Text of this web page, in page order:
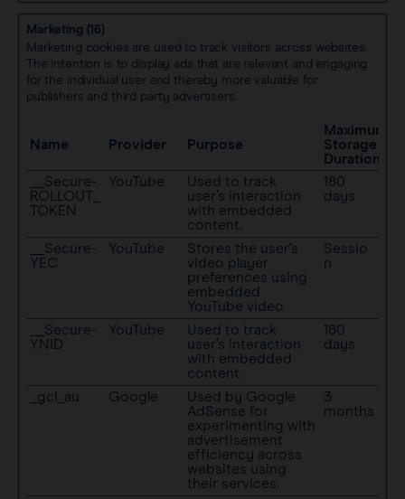
Marketing (16)
Marketing cookies are used to track visitors across websites.
The intention is to display ads that are relevant and engaging
for the individual user and thereby more valuable for
publishers and third party advertisers.
Name Provider Purpose
Maximum
Storage
Duration
__Secure-
ROLLOUT_
TOKEN
YouTube
Used to track
user’s interaction
with embedded
content.
180
days
__Secure-
YEC
YouTube
Stores the user's
video player
preferences using
embedded
YouTube video
Sessio
n
__Secure-
YNID
YouTube
Used to track
user’s interaction
with embedded
content.
180
days
_gcl_au Google
Used by Google
AdSense for
experimenting with
advertisement
efficiency across
websites using
their services.
3
months